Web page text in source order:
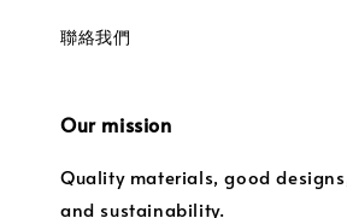
聯絡我們
Our mission
Quality materials, good
and sustainability.